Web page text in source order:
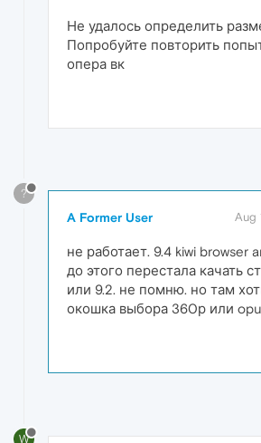
Не удалось определить
Попробуйте повторить
опера вк
?
A Former User Aug
не работает. 9.4 kiwi browser
до этого перестала качать
или 9.2. не помню. но там
окошка выбора 360р или
W